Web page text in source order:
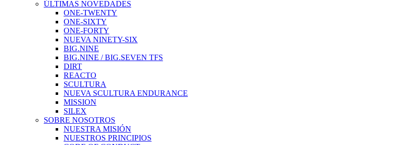
ÚLTIMAS NOVEDADES
ONE-TWENTY
ONE-SIXTY
ONE-FORTY
NUEVA NINETY-SIX
BIG.NINE
BIG.NINE / BIG.SEVEN TFS
DIRT
REACTO
SCULTURA
NUEVA SCULTURA ENDURANCE
MISSION
SILEX
SOBRE NOSOTROS
NUESTRA MISIÓN
NUESTROS PRINCIPIOS